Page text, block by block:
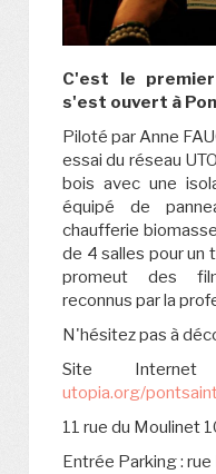
C'est le
s'est ouvert à
Piloté par Anne
essai du réseau
bois avec une
équipé de
chaufferie
de 4 salles pour un
promeut des
reconnus par la
N'hésitez pas à
Site
utopia.org/
11 rue du Moulinet
Entrée Parking :